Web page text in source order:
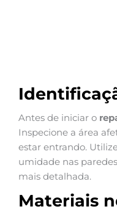
Antes de iniciar o
Inspecione a área
estar entrando.
umidade nas
mais detalhada.
Materiais